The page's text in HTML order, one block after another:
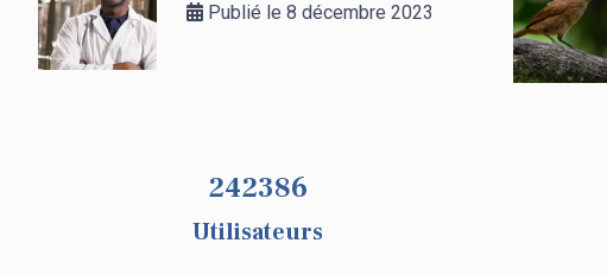
Publié le 8 décembre 2023
259237
Utilisateurs